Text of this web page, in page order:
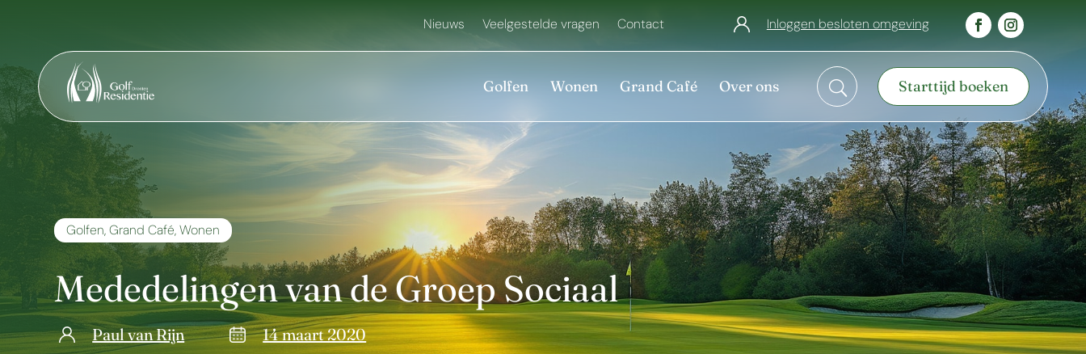
Nieuws Veelgestelde vragen Contact Inloggen besloten omgeving
Golfen Wonen Grand Café Over ons U Starttijd boeken
Golfen,Grand Café,Wonen
Mededelingen van de Groep Sociaal
Paul van Rijn 14 maart 2020